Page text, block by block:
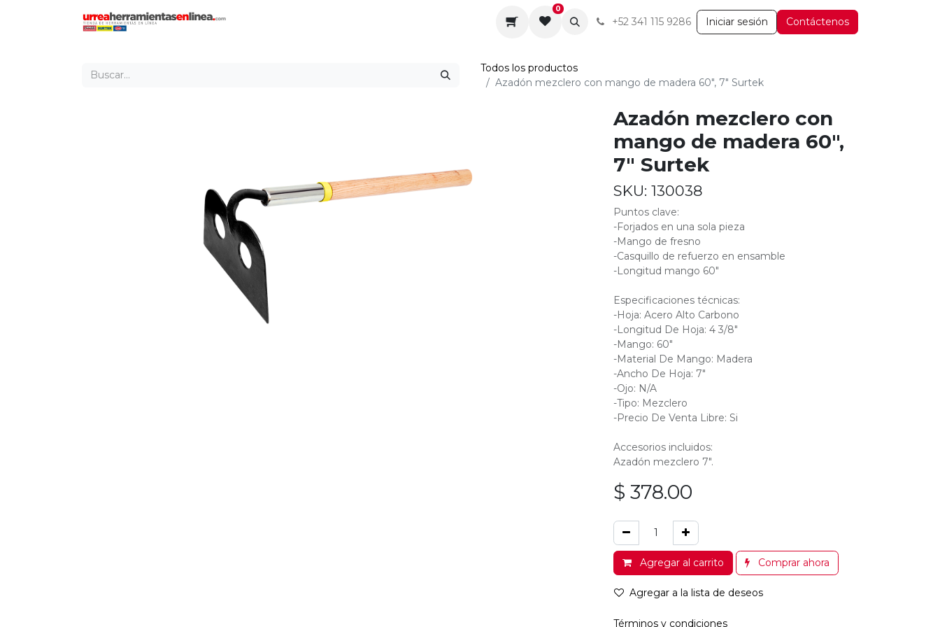
Servicios
0
+52 341 115 9286 Iniciar sesión Contáctenos
Todos los productos
Azadón mezclero con mango de madera 60", 7" Surtek
Azadón mezclero con
mango de madera 60",
7" Surtek
SKU: 130038
Puntos clave:
-Forjados en una sola pieza
-Mango de fresno
-Casquillo de refuerzo en ensamble
-Longitud mango 60"
Especificaciones técnicas:
-Hoja: Acero Alto Carbono
-Longitud De Hoja: 4 3/8"
-Mango: 60"
-Material De Mango: Madera
-Ancho De Hoja: 7"
-Ojo: N/A
-Tipo: Mezclero
-Precio De Venta Libre: Si
Accesorios incluidos:
Azadón mezclero 7".
$ 378.00
Agregar al carrito Comprar ahora
Agregar a la lista de deseos
Términos y condiciones